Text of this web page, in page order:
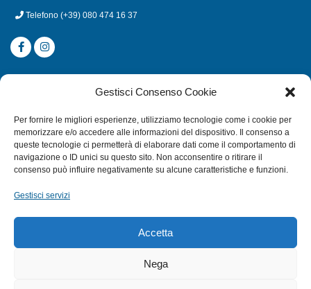
Gestisci Consenso Cookie
Per fornire le migliori esperienze, utilizziamo tecnologie come i cookie per
memorizzare e/o accedere alle informazioni del dispositivo. Il consenso a
queste tecnologie ci permetterà di elaborare dati come il comportamento di
navigazione o ID unici su questo sito. Non acconsentire o ritirare il
consenso può influire negativamente su alcune caratteristiche e funzioni.
Gestisci servizi
Accetta
Nega
Telefono (+39) 080 474 16 37
CATEGORIE
MULINELLI
CANNE
ACCESSORI NAUTICI